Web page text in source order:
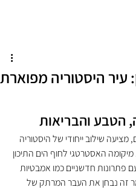
היסטוריה מפוארת
הטבע והבריאות
שילוב ייחודי של היסטוריה
מיקומה האסטרטגי לחוף הים התיכון
פתרונות חדשניים כמו אמבטיות
זה נבחן את העבר המרתק של